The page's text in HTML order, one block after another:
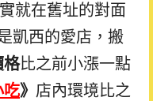
就在舊址的對面
凱西的愛店，搬
格比之前小漲一點
吃》 店內環境比之